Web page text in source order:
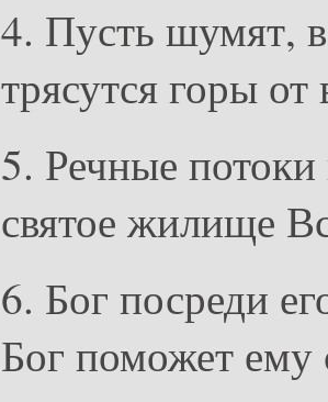
4. Пусть шумят,
трясутся горы
5. Речные
святое жилище
6. Бог посреди
Бог поможет ему